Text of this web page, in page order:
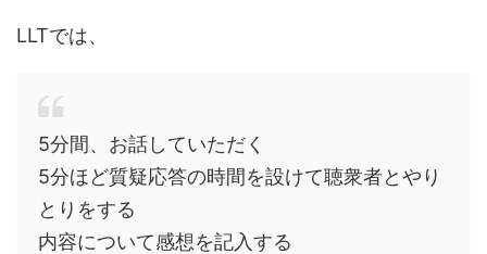
LLTでは、
5分間、お話していただく
5分ほど質疑応答の時間を設けて聴衆者とやり
とりをする
内容について感想を記入する